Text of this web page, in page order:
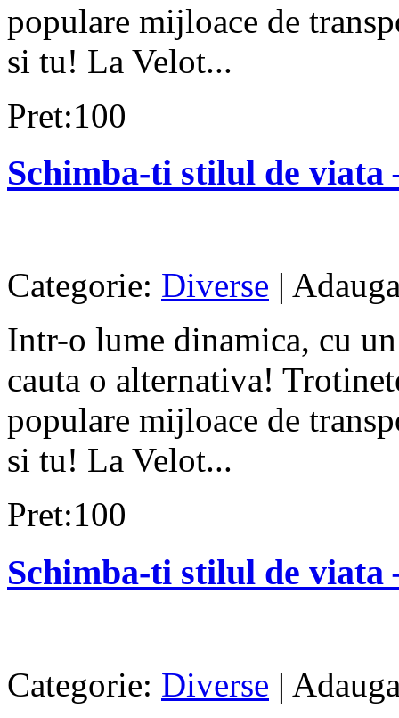
populare mijloace de
si tu! La Velot...
Pret:100
Schimba-ti stilul de viata
Categorie: Diverse |
Intr-o lume dinamica, cu
cauta o alternativa!
populare mijloace de
si tu! La Velot...
Pret:100
Schimba-ti stilul de viata
Categorie: Diverse |